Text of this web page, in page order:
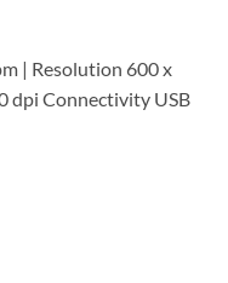
| Resolution 600 x
dpi Connectivity USB